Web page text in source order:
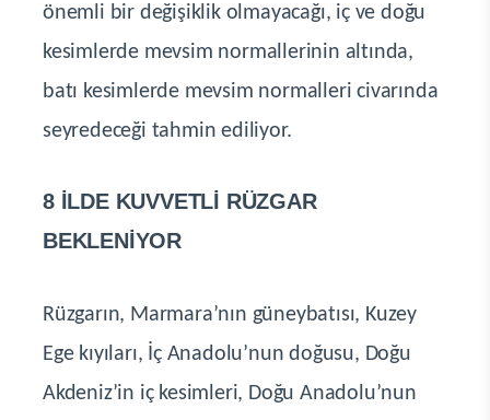
önemli bir değişiklik olmayacağı, iç ve doğu
kesimlerde mevsim normallerinin altında,
batı kesimlerde mevsim normalleri civarında
seyredeceği tahmin ediliyor.
8 İLDE KUVVETLİ RÜZGAR
BEKLENİYOR
Rüzgarın, Marmara’nın güneybatısı, Kuzey
Ege kıyıları, İç Anadolu’nun doğusu, Doğu
Akdeniz’in iç kesimleri, Doğu Anadolu’nun